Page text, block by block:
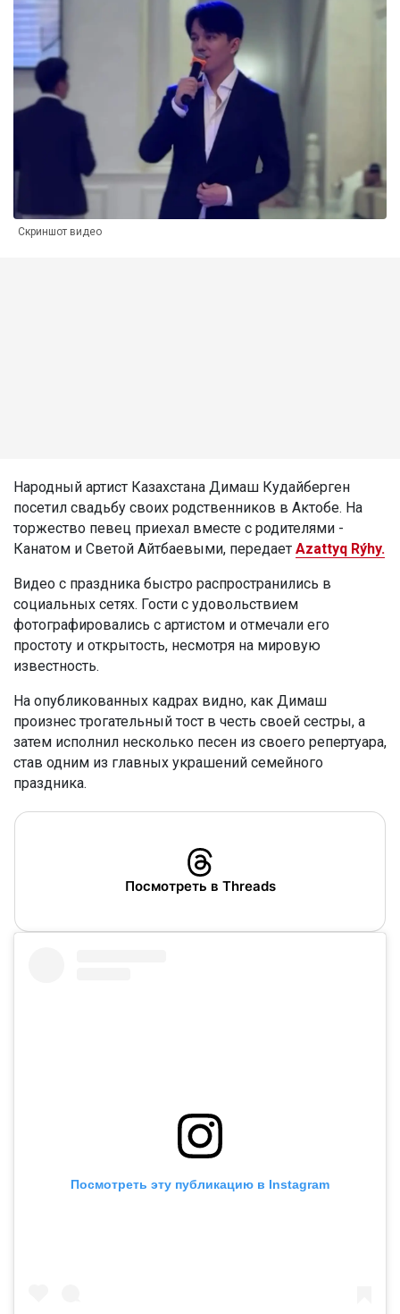
Скриншот видео
Народный артист Казахстана Димаш Кудайберген
посетил свадьбу своих родственников в Актобе. На
торжество певец приехал вместе с родителями -
Канатом и Светой Айтбаевыми, передает Azattyq Rýhy.
Видео с праздника быстро распространились в
социальных сетях. Гости с удовольствием
фотографировались с артистом и отмечали его
простоту и открытость, несмотря на мировую
известность.
На опубликованных кадрах видно, как Димаш
произнес трогательный тост в честь своей сестры, а
затем исполнил несколько песен из своего репертуара,
став одним из главных украшений семейного
праздника.
Посмотреть в Threads
Посмотреть эту публикацию в Instagram